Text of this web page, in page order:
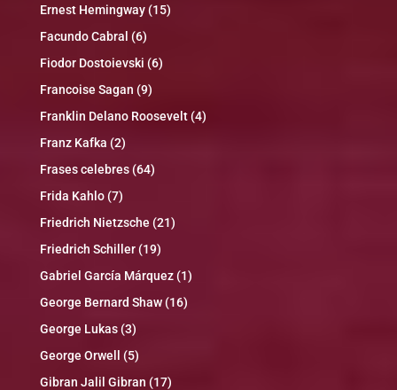
Ernest Hemingway(15)
Facundo Cabral (6)
Fiodor Dostoievski (6)
Francoise Sagan (9)
Franklin Delano Roosevelt(4)
Franz Kafka (2)
Frases celebres(64)
Frida Kahlo(7)
Friedrich Nietzsche (21)
Friedrich Schiller(19)
Gabriel García Márquez(1)
George Bernard Shaw(16)
George Lukas(3)
George Orwell
(5)
Gibran Jalil Gibran (17)